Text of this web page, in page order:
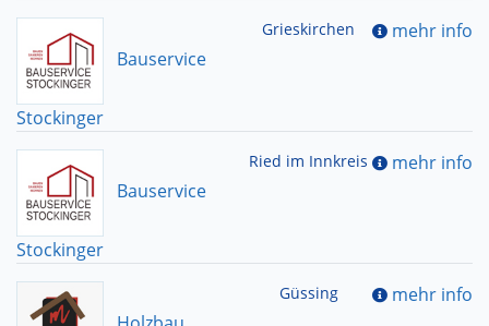
Bauservice
Stockinger
Grieskirchen mehr info
Bauservice
Stockinger
Ried im Innkreis mehr info
Güssing mehr info